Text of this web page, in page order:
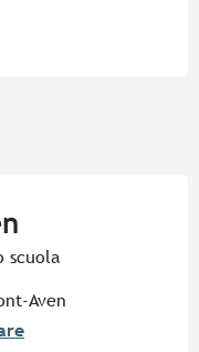
scuola
Aven